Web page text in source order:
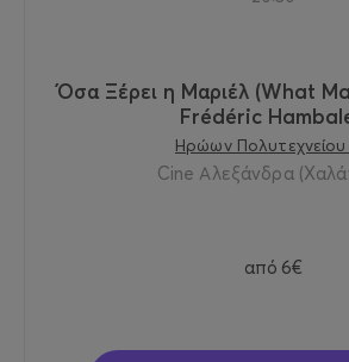
Όσα Ξέρει η Μαριέλ (What
Frédéric
Ηρώων Πολυτεχνείου
Cine Αλεξάνδρα
από 6€